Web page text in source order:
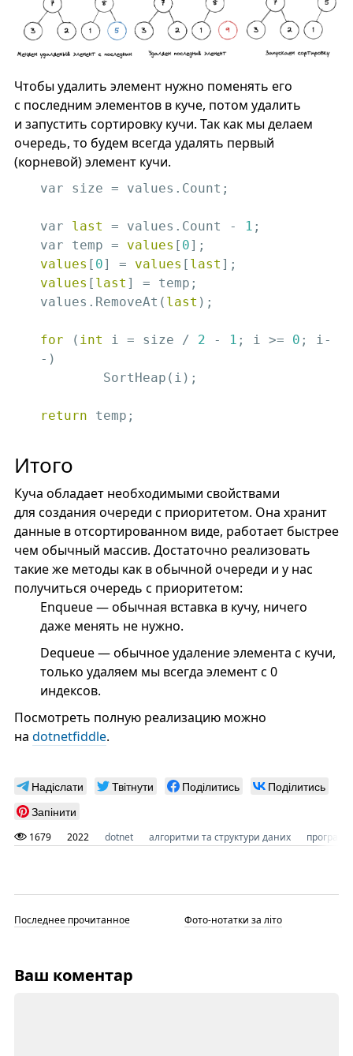
Чтобы удалить элемент нужно поменять его
с последним элементов в куче, потом удалить
и запустить сортировку кучи. Так как мы делаем
очередь, то будем всегда удалять первый
(корневой) элемент кучи.
var size = values.Count;
var last = values.Count - 1 ;
var temp = values [ 0
values [ 0] = values [ last
values [ last ] = temp;
values.RemoveAt( last );
for ( int i = size / 2 - 1 ; i >= 0 ; i-
-)
return temp;
Итого
Куча обладает необходимыми свойствами
для создания очереди с приоритетом. Она хранит
данные в отсортированном виде, работает быстрее
чем обычный массив. Достаточно реализовать
такие же методы как в обычной очереди и у нас
получиться очередь с приоритетом:
Enqueue — обычная вставка в кучу, ничего
даже менять не нужно.
Dequeue — обычное удаление элемента с кучи,
только удаляем мы всегда элемент с 0
индексов.
Посмотреть полную реализацию можно
на dotnetfiddle.
Надіслати Твітнути Поділитись
Поділитись
Запінити
1679 2022 dotnet алгоритми та структури даних
Последнее прочитанное Фото-нотатки за літо
Ваш коментар